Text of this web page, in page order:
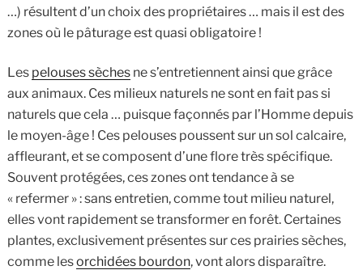
…) résultent d’un choix des propriétaires … mais il est des
zones où le pâturage est quasi obligatoire !
Les pelouses sèchesne s’entretiennent ainsi que grâce
aux animaux. Ces milieux naturels ne sont en fait pas si
naturels que cela … puisque façonnés par l’Homme depuis
le moyen-âge ! Ces pelouses poussent sur un sol calcaire,
affleurant, et se composent d’une flore très spécifique.
Souvent protégées, ces zones ont tendance à se
« refermer » : sans entretien, comme tout milieu naturel,
elles vont rapidement se transformer en forêt. Certaines
plantes, exclusivement présentes sur ces prairies sèches,
comme lesorchidées bourdon, vont alors disparaître.